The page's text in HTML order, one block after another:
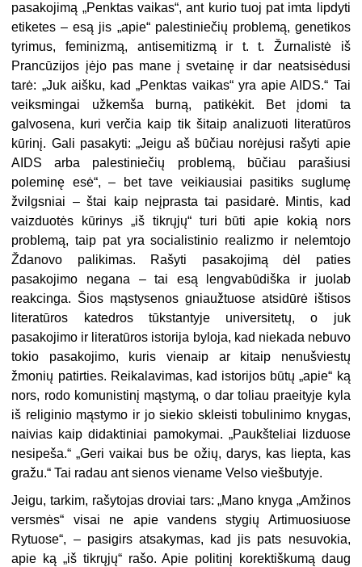
pasakojimą „Penktas vaikas“, ant kurio tuoj pat imta lipdyti
etiketes – esą jis „apie“ palestiniečių problemą, genetikos
tyrimus, feminizmą, antisemitizmą ir t. t. Žurnalistė iš
Prancūzijos įėjo pas mane į svetainę ir dar neatsisėdusi
tarė: „Juk aišku, kad „Penktas vaikas“ yra apie AIDS.“ Tai
veiksmingai užkemša burną, patikėkit. Bet įdomi ta
galvosena, kuri verčia kaip tik šitaip analizuoti literatūros
kūrinį. Gali pasakyti: „Jeigu aš būčiau norėjusi rašyti apie
AIDS arba palestiniečių problemą, būčiau parašiusi
poleminę esė“, – bet tave veikiausiai pasitiks suglumę
žvilgsniai – štai kaip neįprasta tai pasidarė. Mintis, kad
vaizduotės kūrinys „iš tikrųjų“ turi būti apie kokią nors
problemą, taip pat yra socialistinio realizmo ir nelemtojo
Ždanovo palikimas. Rašyti pasakojimą dėl paties
pasakojimo negana – tai esą lengvabūdiška ir juolab
reakcinga. Šios mąstysenos gniaužtuose atsidūrė ištisos
literatūros katedros tūkstantyje universitetų, o juk
pasakojimo ir literatūros istorija byloja, kad niekada nebuvo
tokio pasakojimo, kuris vienaip ar kitaip nenušviestų
žmonių patirties. Reikalavimas, kad istorijos būtų „apie“ ką
nors, rodo komunistinį mąstymą, o dar toliau praeityje kyla
iš religinio mąstymo ir jo siekio skleisti tobulinimo knygas,
naivias kaip didaktiniai pamokymai. „Paukšteliai lizduose
nesipeša.“ „Geri vaikai bus be ožių, darys, kas liepta, kas
gražu.“ Tai radau ant sienos viename Velso viešbutyje.
Jeigu, tarkim, rašytojas droviai tars: „Mano knyga „Amžinos
versmės“ visai ne apie vandens stygių Artimuosiuose
Rytuose“, – pasigirs atsakymas, kad jis pats nesuvokia,
apie ką „iš tikrųjų“ rašo. Apie politinį korektiškumą daug